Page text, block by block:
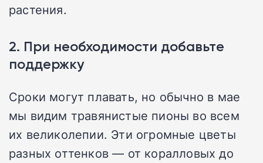
растения.
2. При необходимости добавьте
поддержку
Сроки могут плавать, но обычно в мае
мы видим травянистые пионы во всем
их великолепии. Эти огромные цветы
разных оттенков — от коралловых до